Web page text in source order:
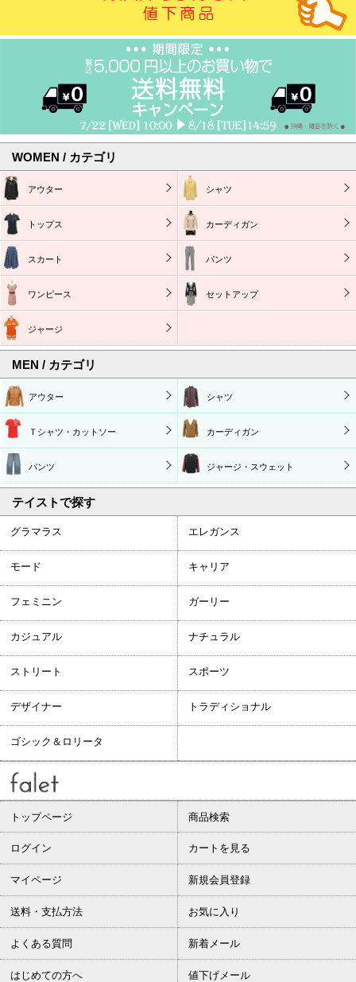
WOMEN / カテゴリ
アウター シャツ
トップス カーディガン
スカート パンツ
ワンピース セットアップ
ジャージ
MEN / カテゴリ
アウター シャツ
Ｔシャツ・カットソー カーディガン
パンツ ジャージ・スウェット
テイストで探す
グラマラス エレガンス
モード キャリア
フェミニン ガーリー
カジュアル ナチュラル
ストリート スポーツ
デザイナー トラディショナル
ゴシック＆ロリータ
トップページ 商品検索
ログイン カートを見る
マイページ 新規会員登録
送料・支払方法 お気に入り
よくある質問 新着メール
はじめての方へ 値下げメール